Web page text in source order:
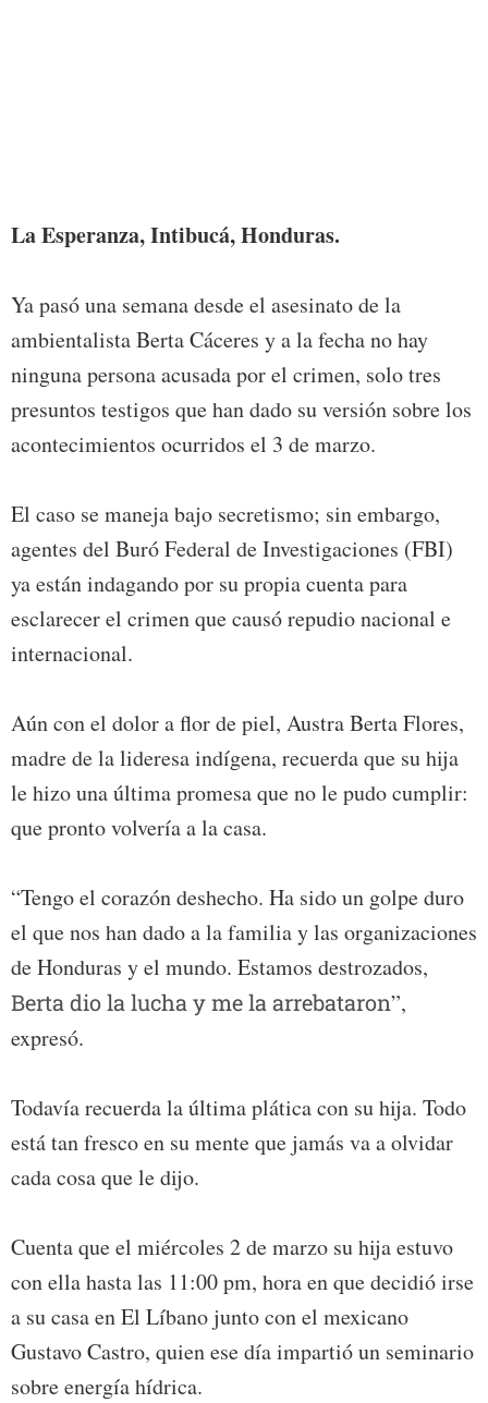
La Esperanza, Intibucá, Honduras.
Ya pasó una semana desde el asesinato de la
ambientalista Berta Cáceres y a la fecha no hay
ninguna persona acusada por el crimen, solo tres
presuntos testigos que han dado su versión sobre los
acontecimientos ocurridos el 3 de marzo.
El caso se maneja bajo secretismo; sin embargo,
agentes del Buró Federal de Investigaciones (FBI)
ya están indagando por su propia cuenta para
esclarecer el crimen que causó repudio nacional e
internacional.
Aún con el dolor a flor de piel, Austra Berta Flores,
madre de la lideresa indígena, recuerda que su hija
le hizo una última promesa que no le pudo cumplir:
que pronto volvería a la casa.
“Tengo el corazón deshecho. Ha sido un golpe duro
el que nos han dado a la familia y las organizaciones
de Honduras y el mundo. Estamos destrozados,
Berta dio la lucha y me la arrebataron”,
expresó.
Todavía recuerda la última plática con su hija. Todo
está tan fresco en su mente que jamás va a olvidar
cada cosa que le dijo.
Cuenta que el miércoles 2 de marzo su hija estuvo
con ella hasta las 11:00 pm, hora en que decidió irse
a su casa en El Líbano junto con el mexicano
Gustavo Castro, quien ese día impartió un seminario
sobre energía hídrica.